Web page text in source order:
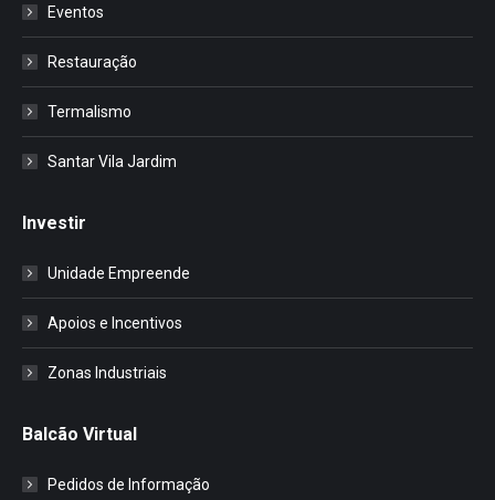
Eventos
Restauração
Termalismo
Santar Vila Jardim
Investir
Unidade Empreende
Apoios e Incentivos
Zonas Industriais
Balcão Virtual
Pedidos de Informação